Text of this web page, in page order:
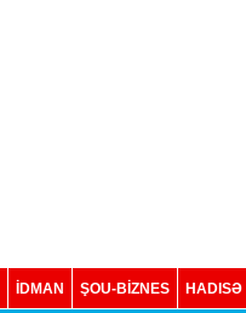
İDMAN ŞOU-BİZNES HADISƏ